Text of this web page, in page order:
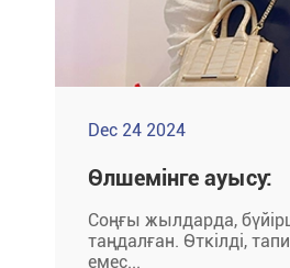
Dec 24 2024
Өлшемінге ауысу:
Соңғы жылдарда,
таңдалған. Өткілді,
емес...